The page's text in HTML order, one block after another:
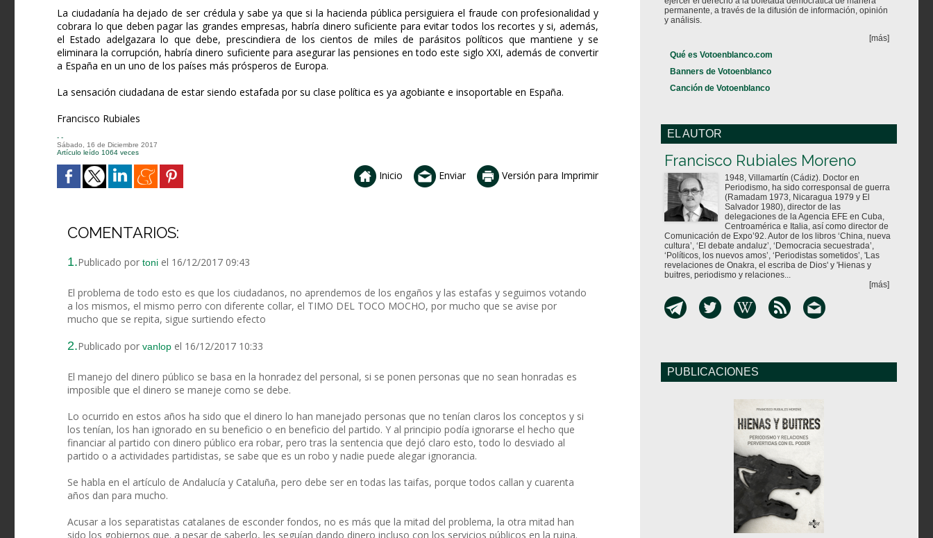
La ciudadanía ha dejado de ser crédula y sabe ya que si la hacienda pública persiguiera el fraude con profesionalidad y
cobrara lo que deben pagar las grandes empresas, habría dinero suficiente para evitar todos los recortes y si, además,
el Estado adelgazara lo que debe, prescindiera de los cientos de miles de parásitos políticos que mantiene y se
eliminara la corrupción, habría dinero suficiente para asegurar las pensiones en todo este siglo XXI, además de convertir
a España en un uno de los países más prósperos de Europa.
La sensación ciudadana de estar siendo estafada por su clase política es ya agobiante e insoportable en España.
Francisco Rubiales
- -
Sábado, 16 de Diciembre 2017
Artículo leído 1064 veces
Inicio Enviar Versión para Imprimir
COMENTARIOS:
1.Publicado por toni el 16/12/2017 09:43
El problema de todo esto es que los ciudadanos, no aprendemos de los engaños y las estafas y seguimos votando
a los mismos, el mismo perro con diferente collar, el TIMO DEL TOCO MOCHO, por mucho que se avise por
mucho que se repita, sigue surtiendo efecto
2.Publicado por vanlop el 16/12/2017 10:33
El manejo del dinero público se basa en la honradez del personal, si se ponen personas que no sean honradas es
imposible que el dinero se maneje como se debe.
Lo ocurrido en estos años ha sido que el dinero lo han manejado personas que no tenían claros los conceptos y si
los tenían, los han ignorado en su beneficio o en beneficio del partido. Y al principio podía ignorarse el hecho que
financiar al partido con dinero público era robar, pero tras la sentencia que dejó claro esto, todo lo desviado al
partido o a actividades partidistas, se sabe que es un robo y nadie puede alegar ignorancia.
Se habla en el artículo de Andalucía y Cataluña, pero debe ser en todas las taifas, porque todos callan y cuarenta
años dan para mucho.
Acusar a los separatistas catalanes de esconder fondos, no es más que la mitad del problema, la otra mitad han
sido los gobiernos que. a pesar de saberlo, les seguían dando dinero incluso con los servicios públicos en la ruina.
permanente, a través de la difusión de información, opinión
y análisis.
[más]
Qué es Votoenblanco.com
Banners de Votoenblanco
Canción de Votoenblanco
EL AUTOR
Francisco Rubiales Moreno
1948, Villamartín (Cádiz). Doctor en
Periodismo, ha sido corresponsal de guerra
(Ramadam 1973, Nicaragua 1979 y El
Salvador 1980), director de las
delegaciones de la Agencia EFE en Cuba,
Centroamérica e Italia, así como director de
Comunicación de Expo’92. Autor de los libros ‘China, nueva
cultura’, ‘El debate andaluz’, ‘Democracia secuestrada’,
‘Políticos, los nuevos amos’, ‘Periodistas sometidos’, 'Las
revelaciones de Onakra, el escriba de Dios' y 'Hienas y
buitres, periodismo y relaciones...
[más]
PUBLICACIONES